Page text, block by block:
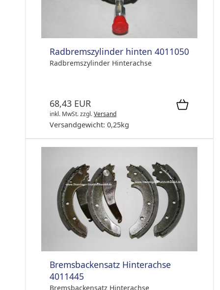
Radbremszylinder hinten 4011050
Radbremszylinder Hinterachse
68,43 EUR
inkl. MwSt.zzgl.Versand
Versandgewicht: 0,25kg
Bremsbackensatz Hinterachse
4011445
Bremsbackensatz Hinterachse